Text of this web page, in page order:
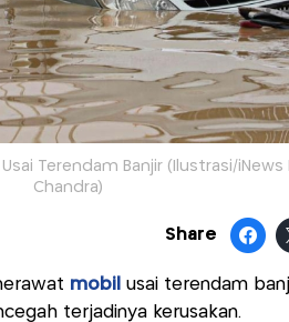
Terendam Banjir (Ilustrasi/
Chandra)
Share
mobil usai terendam
terjadinya kerusakan.